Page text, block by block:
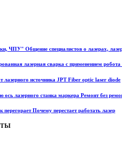
ЧПУ" Общение специалистов о лазерах,
лазерная сварка с применением
источника JPT Fiber optic laser diode
ось лазерного станка маркера Ремонт без
Почему перестает работать лазер